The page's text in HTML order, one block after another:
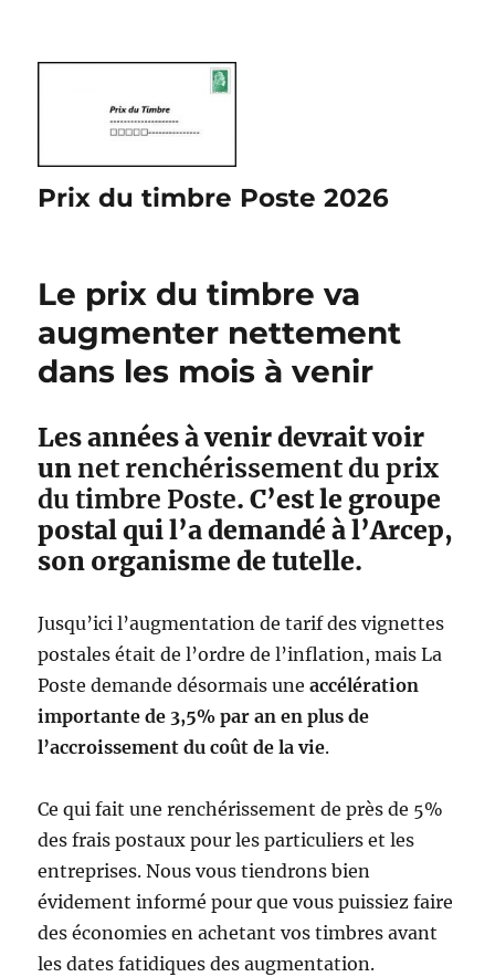
Prix du timbre Poste 2026
Le prix du timbre va
augmenter nettement
dans les mois à venir
Les années à venir devrait voir
unnet renchérissement du prix
du timbre Poste. C’est le groupe
postal qui l’a demandé à l’Arcep,
son organisme de tutelle.
Jusqu’ici l’augmentation de tarif des vignettes
postales était de l’ordre de l’inflation, mais La
Poste demande désormais uneaccélération
importante de 3,5% par an en plus de
l’accroissement du coût de la vie.
Ce qui fait une renchérissement de près de 5%
des frais postaux pour les particuliers et les
entreprises. Nous vous tiendrons bien
évidement informé pour que vous puissiez faire
des économies en achetant vos timbres avant
les dates fatidiques des augmentation.